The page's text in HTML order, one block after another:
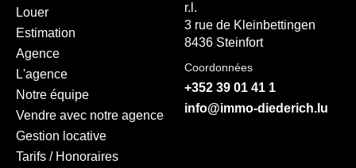
Louer
Estimation
Agence
L'agence
Notre équipe
Vendre avec notre agence
Gestion locative
Tarifs / Honoraires
r.l.
3 rue de Kleinbettingen
8436 Steinfort
Coordonnées
+352 39 01 41 1
info@immo-diederich.lu